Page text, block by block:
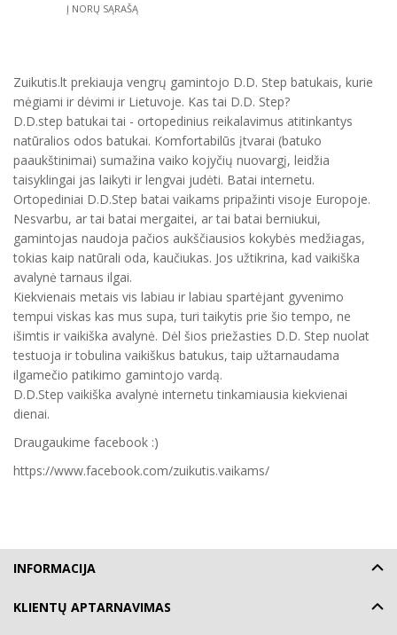
Į NORŲ SĄRAŠĄ
Zuikutis.lt prekiauja vengrų gamintojo D.D. Step batukais, kurie
mėgiami ir dėvimi ir Lietuvoje. Kas tai D.D. Step?
D.D.step batukai tai - ortopedinius reikalavimus atitinkantys
natūralios odos batukai. Komfortabilūs įtvarai (batuko
paaukštinimai) sumažina vaiko kojyčių nuovargį, leidžia
taisyklingai jas laikyti ir lengvai judėti. Batai internetu.
Ortopediniai D.D.Step batai vaikams pripažinti visoje Europoje.
Nesvarbu, ar tai batai mergaitei, ar tai batai berniukui,
gamintojas naudoja pačios aukščiausios kokybės medžiagas,
tokias kaip natūrali oda, kaučiukas. Jos užtikrina, kad vaikiška
avalynė tarnaus ilgai.
Kiekvienais metais vis labiau ir labiau spartėjant gyvenimo
tempui viskas kas mus supa, turi taikytis prie šio tempo, ne
išimtis ir vaikiška avalynė. Dėl šios priežasties D.D. Step nuolat
testuoja ir tobulina vaikiškus batukus, taip užtarnaudama
ilgamečio patikimo gamintojo vardą.
D.D.Step vaikiška avalynė internetu tinkamiausia kiekvienai
dienai.
Draugaukime facebook :)
https://www.facebook.com/zuikutis.vaikams/
INFORMACIJA
KLIENTŲ APTARNAVIMAS